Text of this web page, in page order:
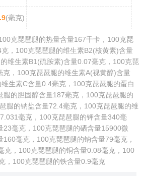
(毫克)
克琵琶腿的热量含量167千卡，100克琵
，100克琵琶腿的维生素B2(核黄素)含量
维生素B1(硫胺素)含量0.07毫克，100克琵
克，100克琵琶腿的维生素A(视黄醇)含量
生素C含量0.4毫克，100克琵琶腿的蛋白
腿的胆固醇含量187毫克，100克琵琶腿的
腿的钠盐含量72.4毫克，100克琵琶腿的维
毫克，100克琵琶腿的钾含量340毫
23毫克，100克琵琶腿的硒含量15900微
毫克，100克琵琶腿的钠含量79毫克，
克，100克琵琶腿的铜含量0.08毫克，100
，100克琵琶腿的铁含量0.9毫克